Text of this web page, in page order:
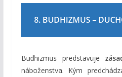
8. BUDHIZMUS –
Budhizmus predstavuje
náboženstva. Kým